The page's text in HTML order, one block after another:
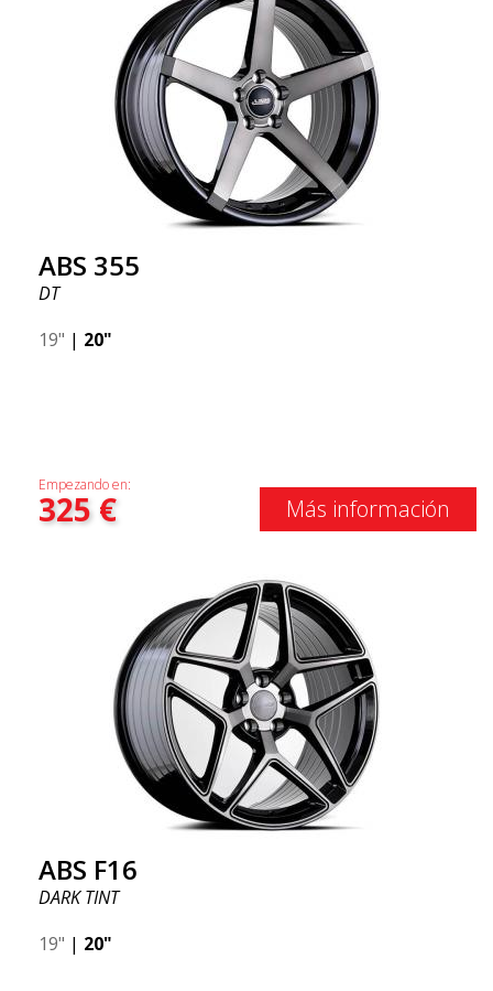
ABS 355
DT
19" | 20"
Empezando en:
325€ Más información
ABS F16
DARK TINT
19" | 20"